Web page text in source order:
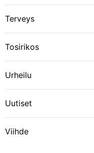
Terveys
Tosirikos
Urheilu
Uutiset
Viihde